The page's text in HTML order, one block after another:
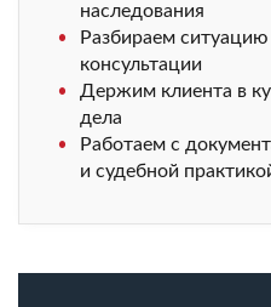
наследования
Разбираем
консультации
Держим клиента в
дела
Работаем с
и судебной